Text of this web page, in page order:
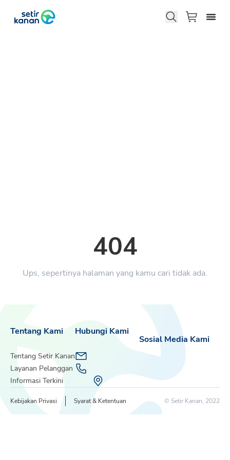
404
Ups, sepertinya halaman yang kamu cari tidak ada.
Tentang Kami
Tentang Setir Kanan
Layanan Pelanggan
Informasi Terkini
Sosial Media Kami
Hubungi Kami
Kebijakan Privasi Syarat & Ketentuan © Setir Kanan, 2022